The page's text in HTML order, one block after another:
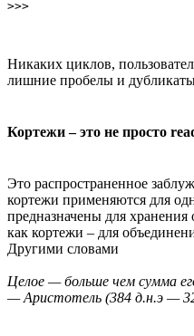
Никаких циклов,
лишние пробелы и
Кортежи – это не просто
Это распространенное
кортежи применяются для
предназначены для
как кортежи – для
Другими словами
Целое — больше чем сумма
— Аристотель (384 д.н.э —